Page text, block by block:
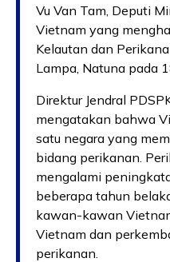
Vu Van Tam, Deputi
Vietnam yang
Kelautan dan
Lampa, Natuna pada
Direktur Jendral
mengatakan bahwa
satu negara yang
bidang perikanan.
mengalami
beberapa tahun
kawan-kawan
Vietnam dan
perikanan.